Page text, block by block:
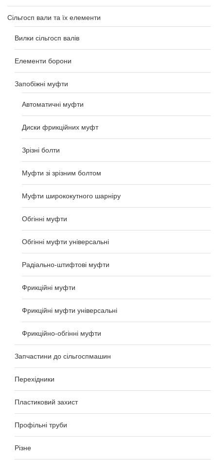
Сільгосп вали та їх елементи
Вилки сільгосп валів
Елементи борони
Запобіжні муфти
Автоматичні муфти
Диски фрикційних муфт
Зрізні болти
Муфти зі зрізним болтом
Муфти ширококутного шарніру
Обгінні муфти
Обгінні муфти універсальні
Радіально-штифтові муфти
Фрикційні муфти
Фрикційні муфти універсальні
Фрикційно-обгінні муфти
Запчастини до сільгоспмашин
Перехідники
Пластиковий захист
Профільні труби
Різне